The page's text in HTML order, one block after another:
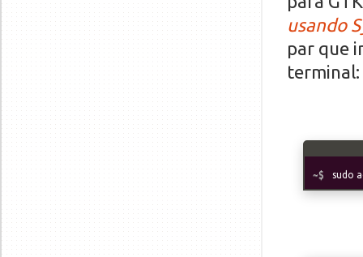
usando
par que
terminal:
sudo